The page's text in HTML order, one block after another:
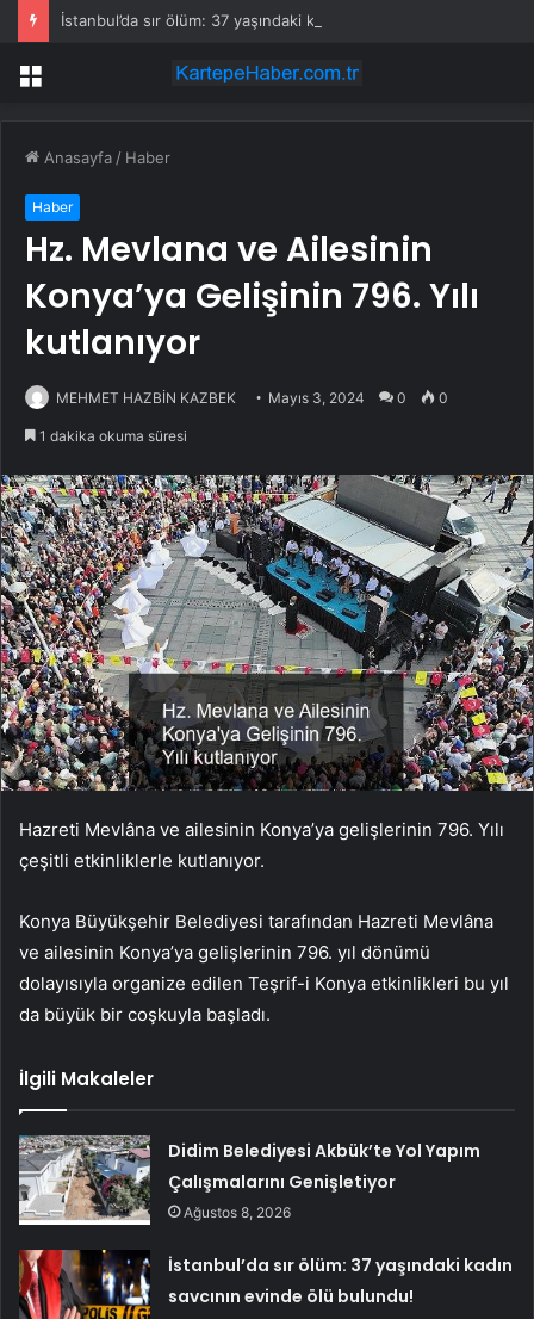
Menü
Anasayfa / Haber
Haber
Hz. Mevlana ve Ailesinin
Konya’ya Gelişinin 796. Yılı
kutlanıyor
MEHMET HAZBİN KAZBEK Mayıs 3, 2024 0 0
1 dakika okuma süresi
Hazreti Mevlâna ve ailesinin Konya’ya gelişlerinin 796. Yılı
çeşitli etkinliklerle kutlanıyor.
Konya Büyükşehir Belediyesi tarafından Hazreti Mevlâna
ve ailesinin Konya’ya gelişlerinin 796. yıl dönümü
dolayısıyla organize edilen Teşrif-i Konya etkinlikleri bu yıl
da büyük bir coşkuyla başladı.
İlgili Makaleler
Didim Belediyesi Akbük’te Yol Yapım
Çalışmalarını Genişletiyor
Ağustos 8, 2026
İstanbul’da sır ölüm: 37 yaşındaki kadın
savcının evinde ölü bulundu!